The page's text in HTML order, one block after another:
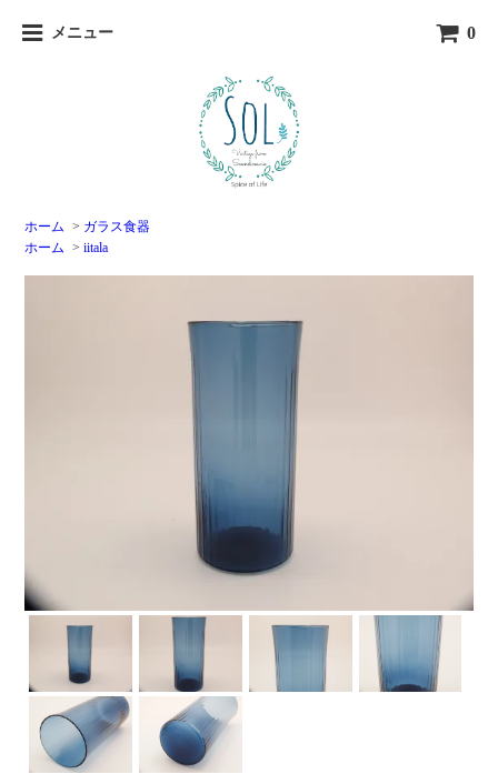
メニュー 0
ホーム > ガラス食器
ホーム >iitala